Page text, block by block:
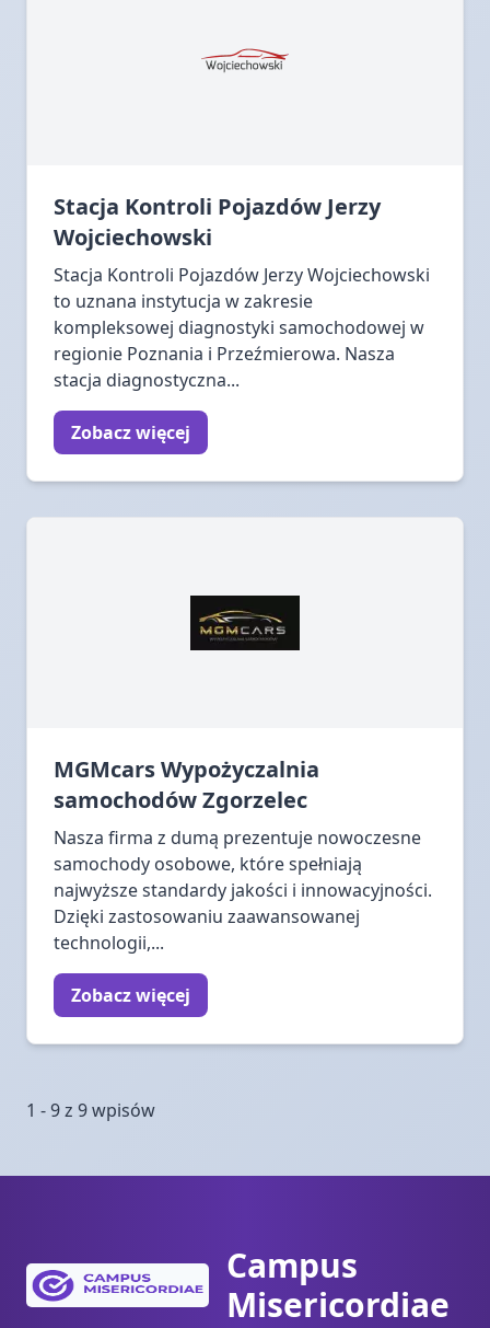
Stacja Kontroli Pojazdów Jerzy
Wojciechowski
Stacja Kontroli Pojazdów Jerzy Wojciechowski
to uznana instytucja w zakresie
kompleksowej diagnostyki samochodowej w
regionie Poznania i Przeźmierowa. Nasza
stacja diagnostyczna...
Zobacz więcej
MGMcars Wypożyczalnia
samochodów Zgorzelec
Nasza firma z dumą prezentuje nowoczesne
samochody osobowe, które spełniają
najwyższe standardy jakości i innowacyjności.
Dzięki zastosowaniu zaawansowanej
technologii,...
Zobacz więcej
1 - 9 z 9 wpisów
Campus
Misericordiae